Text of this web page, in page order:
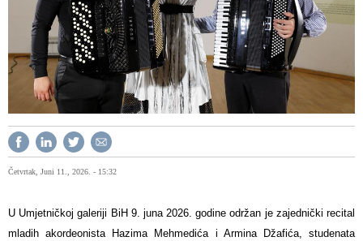
Četvrtak, Juni 11., 2026. - 15:32
U Umjetničkoj galeriji BiH 9. juna 2026. godine održan je zajednički recital
mladih akordeonista Hazima Mehmedića i Armina Džafića, studenata